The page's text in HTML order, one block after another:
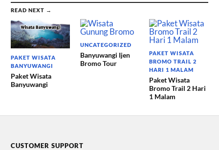
READ NEXT →
PAKET WISATA
BANYUWANGI
Paket Wisata
Banyuwangi
UNCATEGORIZED
Banyuwangi Ijen
Bromo Tour
PAKET WISATA
BROMO TRAIL 2
HARI 1 MALAM
Paket Wisata
Bromo Trail 2 Hari
1 Malam
CUSTOMER SUPPORT